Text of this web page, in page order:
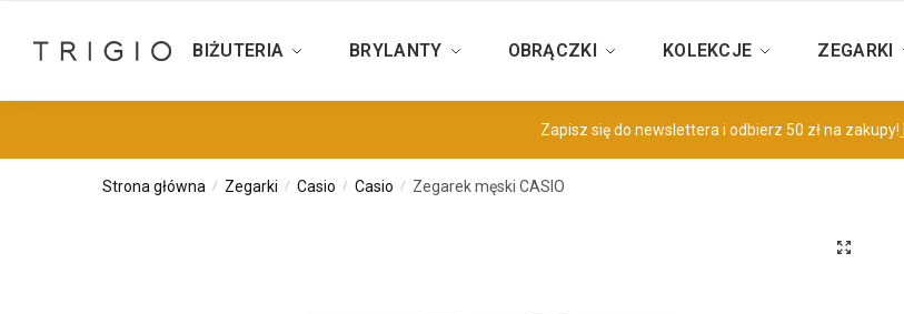
BIŻUTERIA BRYLANTY OBRĄCZKI KOLEKCJE ZEGARKI
Zapisz się do newslettera i odbierz 50 zł na zakupy!
Strona główna / Zegarki / Casio / Casio / Zegarek męski CASIO